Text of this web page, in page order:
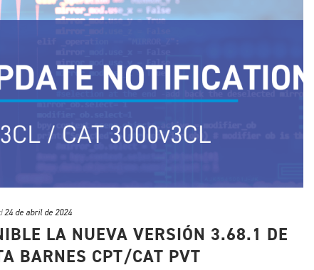
24 de abril de 2024
LA NUEVA VERSIÓN 3.68.1 DE
BARNES CPT/CAT PVT